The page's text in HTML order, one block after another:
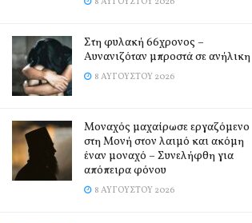
Στη φυλακή 66χρονος –
Αυνανιζόταν μπροστά σε ανήλικη
8 ΑΥΓΟΎΣΤΟΥ 2026
Μοναχός μαχαίρωσε εργαζόμενο
στη Μονή στον λαιμό και ακόμη
έναν μοναχό – Συνελήφθη για
απόπειρα φόνου
8 ΑΥΓΟΎΣΤΟΥ 2026